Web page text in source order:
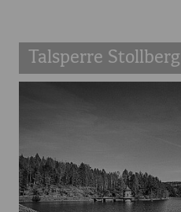
Talsperre Stollberg